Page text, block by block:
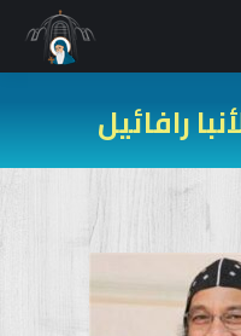
رافائيل